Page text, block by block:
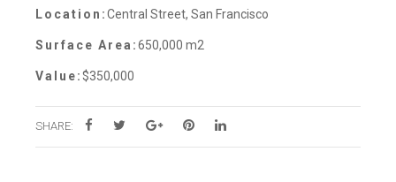
Location:Central Street, San Francisco
Surface Area:650,000 m2
Value:$350,000
SHARE: